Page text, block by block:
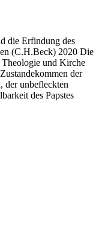
die Erfindung des
(C.H.Beck) 2020 Die
und Kirche
der
der unbefleckten
des Papstes